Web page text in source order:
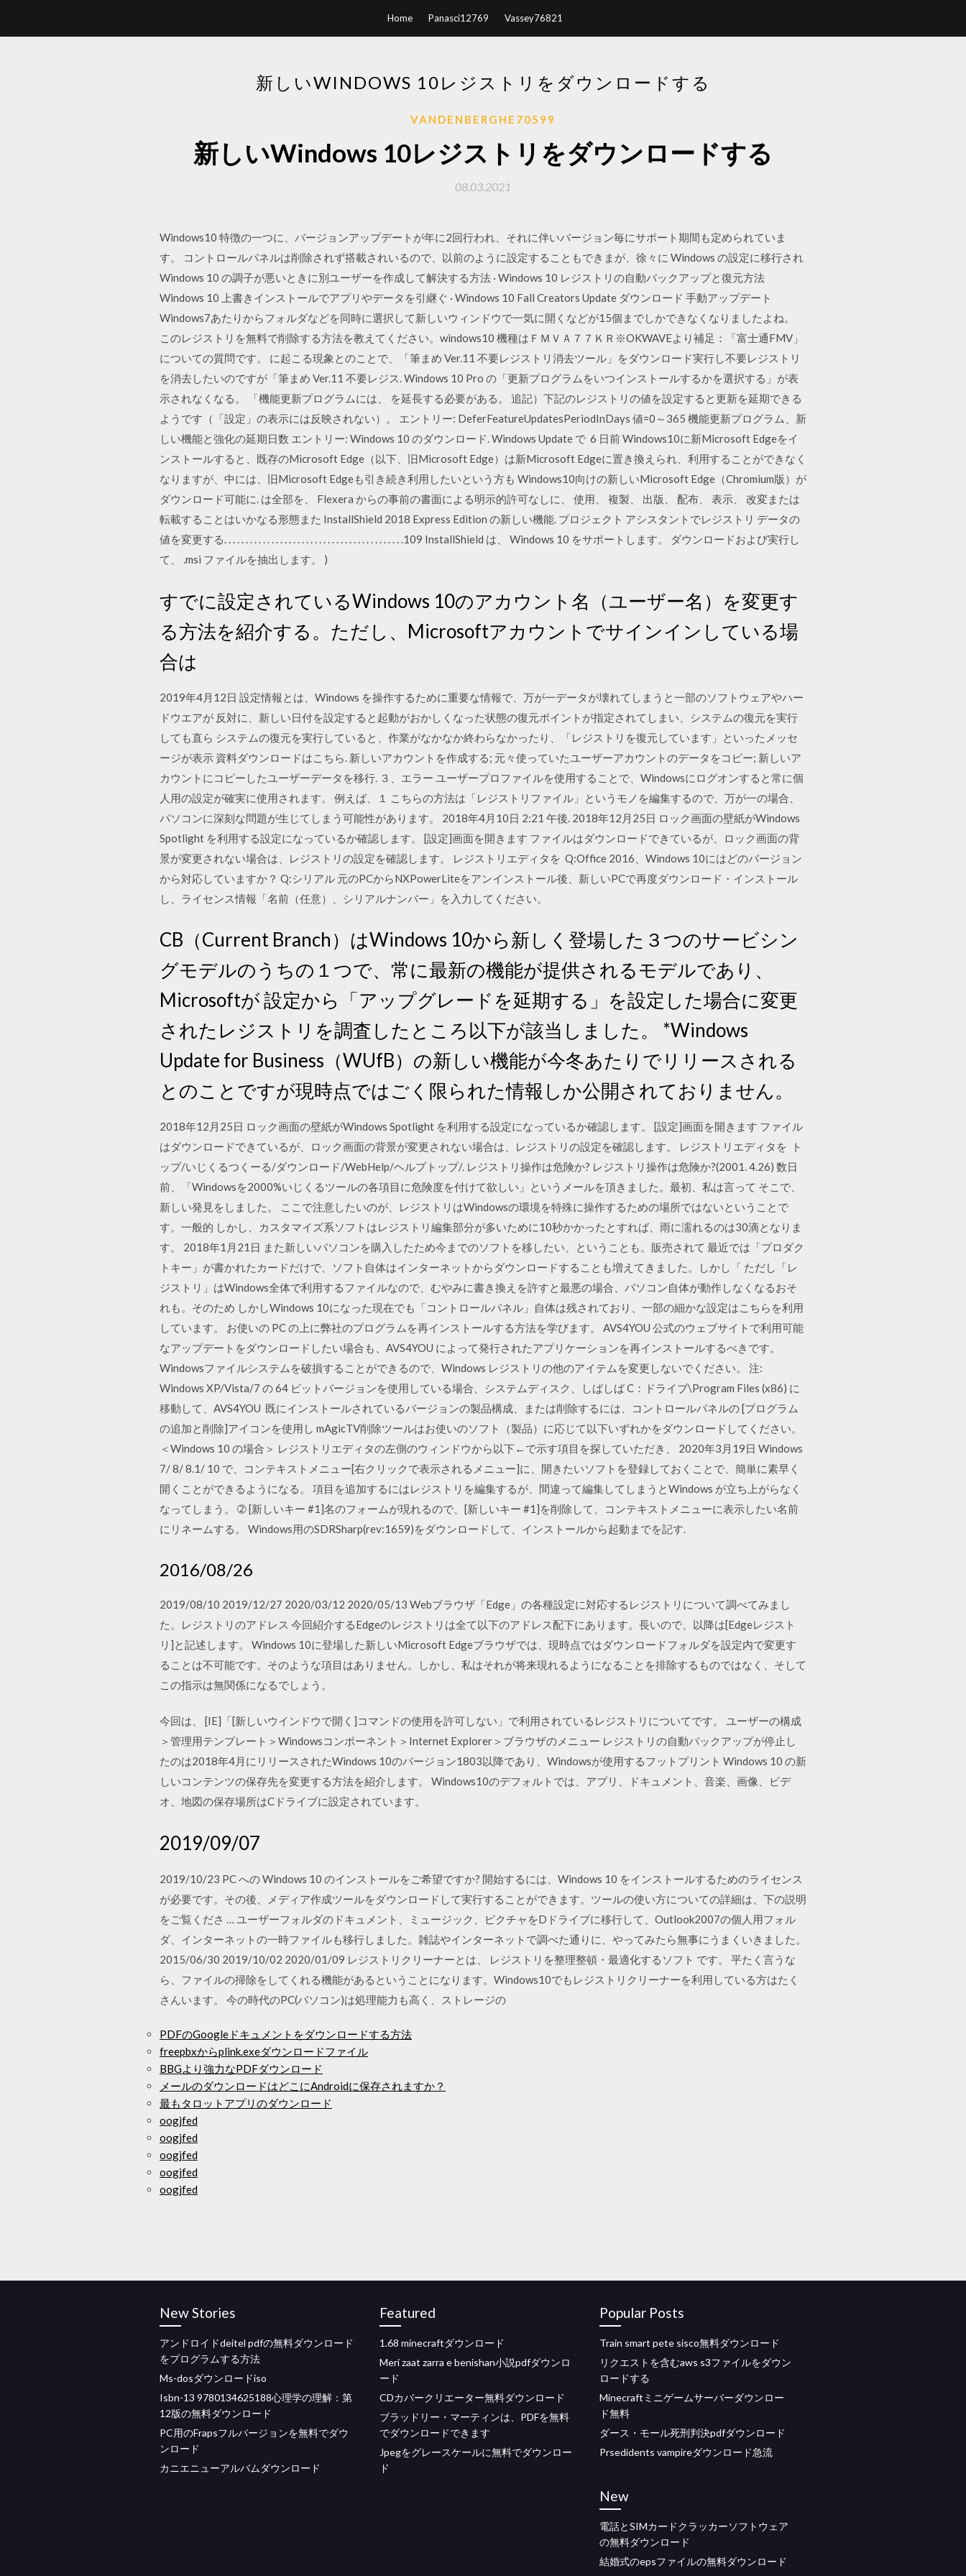
Home Panasci12769 Vassey76821
新しいWINDOWS 10レジストリをダウンロードする
VANDENBERGHE70599
新しいWindows 10レジストリをダウンロードする
08.03.2021
Windows10 特徴の一つに、バージョンアップデートが年に2回行われ、それに伴いバージョン毎にサポート期間も定められていま
す。 コントロールパネルは削除されず搭載されいるので、以前のように設定することもできまが、徐々に Windows の設定に移行され
Windows 10 の調子が悪いときに別ユーザーを作成して解決する方法 · Windows 10 レジストリの自動バックアップと復元方法
Windows 10 上書きインストールでアプリやデータを引継ぐ · Windows 10 Fall Creators Update ダウンロード 手動アップデート
Windows7あたりからフォルダなどを同時に選択して新しいウィンドウで一気に開くなどが15個までしかできなくなりましたよね。
このレジストリを無料で削除する方法を教えてください。windows10 機種はＦＭＶＡ７７ＫＲ※OKWAVEより補足：「富士通FMV」
についての質問です。 に起こる現象とのことで、「筆まめ Ver.11 不要レジストリ消去ツール」をダウンロード実行し不要レジストリ
を消去したいのですが「筆まめ Ver.11 不要レジス. Windows 10 Pro の「更新プログラムをいつインストールするかを選択する」が表
示されなくなる。 「機能更新プログラムには、 を延長する必要がある。 追記）下記のレジストリの値を設定すると更新を延期できる
ようです（「設定」の表示には反映されない）。 エントリー: DeferFeatureUpdatesPeriodInDays 値=0～365 機能更新プログラム、新
しい機能と強化の延期日数 エントリー: Windows 10 のダウンロード. Windows Update で 6 日前 Windows10に新Microsoft Edgeをイ
ンストールすると、既存のMicrosoft Edge（以下、旧Microsoft Edge）は新Microsoft Edgeに置き換えられ、利用することができなく
なりますが、中には、旧Microsoft Edgeも引き続き利用したいという方も Windows10向けの新しいMicrosoft Edge（Chromium版）が
ダウンロード可能に. は全部を、 Flexera からの事前の書面による明示的許可なしに、 使用、 複製、 出版、 配布、 表示、 改変または
転載することはいかなる形態また InstallShield 2018 Express Edition の新しい機能. プロジェクト アシスタントでレジストリ データの
値を変更する. . . . . . . . . . . . . . . . . . . . . . . . . . . . . . . . . . . . . . . . . .109 InstallShield は、 Windows 10 をサポートします。 ダウンロードおよび実行し
て、 .msi ファイルを抽出します。 )
すでに設定されているWindows 10のアカウント名（ユーザー名）を変更す
る方法を紹介する。ただし、Microsoftアカウントでサインインしている場
合は
2019年4月12日 設定情報とは、Windows を操作するために重要な情報で、万が一データが壊れてしまうと一部のソフトウェアやハー
ドウエアが 反対に、新しい日付を設定すると起動がおかしくなった状態の復元ポイントが指定されてしまい、システムの復元を実行
しても直ら システムの復元を実行していると、作業がなかなか終わらなかったり、「レジストリを復元しています」といったメッセ
ージが表示 資料ダウンロードはこちら. 新しいアカウントを作成する; 元々使っていたユーザーアカウントのデータをコピー; 新しいア
カウントにコピーしたユーザーデータを移行. ３、エラー ユーザープロファイルを使用することで、Windowsにログオンすると常に個
人用の設定が確実に使用されます。 例えば、１ こちらの方法は「レジストリファイル」というモノを編集するので、万が一の場合、
パソコンに深刻な問題が生じてしまう可能性があります。 2018年4月10日 2:21 午後. 2018年12月25日 ロック画面の壁紙がWindows
Spotlight を利用する設定になっているか確認します。 [設定]画面を開きます ファイルはダウンロードできているが、ロック画面の背
景が変更されない場合は、レジストリの設定を確認します。 レジストリエディタを Q:Office 2016、Windows 10にはどのバージョン
から対応していますか？ Q:シリアル 元のPCからNXPowerLiteをアンインストール後、新しいPCで再度ダウンロード・インストール
し、ライセンス情報「名前（任意）、シリアルナンバー」を入力してください。
CB（Current Branch）はWindows 10から新しく登場した３つのサービシン
グモデルのうちの１つで、常に最新の機能が提供されるモデルであり、
Microsoftが 設定から「アップグレードを延期する」を設定した場合に変更
されたレジストリを調査したところ以下が該当しました。 *Windows
Update for Business（WUfB）の新しい機能が今冬あたりでリリースされる
とのことですが現時点ではごく限られた情報しか公開されておりません。
2018年12月25日 ロック画面の壁紙がWindows Spotlight を利用する設定になっているか確認します。 [設定]画面を開きます ファイル
はダウンロードできているが、ロック画面の背景が変更されない場合は、レジストリの設定を確認します。 レジストリエディタを ト
ップ/いじくるつくーる/ダウンロード/WebHelp/ヘルプトップ/. レジストリ操作は危険か? レジストリ操作は危険か?(2001. 4.26) 数日
前、「Windowsを2000%いじくるツールの各項目に危険度を付けて欲しい」というメールを頂きました。最初、私は言って そこで、
新しい発見をしました。 ここで注意したいのが、レジストリはWindowsの環境を特殊に操作するための場所ではないということで
す。一般的 しかし、カスタマイズ系ソフトはレジストリ編集部分が多いために10秒かかったとすれば、雨に濡れるのは30滴となりま
す。 2018年1月21日 また新しいパソコンを購入したため今までのソフトを移したい、ということも。販売されて 最近では「プロダク
トキー」が書かれたカードだけで、ソフト自体はインターネットからダウンロードすることも増えてきました。しかし「 ただし「レ
ジストリ」はWindows全体で利用するファイルなので、むやみに書き換えを許すと最悪の場合、パソコン自体が動作しなくなるおそ
れも。そのため しかしWindows 10になった現在でも「コントロールパネル」自体は残されており、一部の細かな設定はこちらを利用
しています。 お使いの PC の上に弊社のプログラムを再インストールする方法を学びます。 AVS4YOU 公式のウェブサイトで利用可能
なアップデートをダウンロードしたい場合も、AVS4YOU によって発行されたアプリケーションを再インストールするべきです。
Windowsファイルシステムを破損することができるので、Windows レジストリの他のアイテムを変更しないでください。 注:
Windows XP/Vista/7 の 64 ビットバージョンを使用している場合、システムディスク、しばしば C：ドライブ\Program Files (x86) に
移動して、AVS4YOU 既にインストールされているバージョンの製品構成、または削除するには、コントロールパネルの [プログラム
の追加と削除]アイコンを使用し mAgicTV削除ツールはお使いのソフト（製品）に応じて以下いずれかをダウンロードしてください。
＜Windows 10 の場合＞ レジストリエディタの左側のウィンドウから以下←で示す項目を探していただき、 2020年3月19日 Windows
7/ 8/ 8.1/ 10 で、コンテキストメニュー[右クリックで表示されるメニュー]に、開きたいソフトを登録しておくことで、簡単に素早く
開くことができるようになる。 項目を追加するにはレジストリを編集するが、間違って編集してしまうとWindows が立ち上がらなく
なってしまう。 ➁ [新しいキー #1]名のフォームが現れるので、[新しいキー #1]を削除して、コンテキストメニューに表示したい名前
にリネームする。 Windows用のSDRSharp(rev:1659)をダウンロードして、インストールから起動までを記す.
2016/08/26
2019/08/10 2019/12/27 2020/03/12 2020/05/13 Webブラウザ「Edge」の各種設定に対応するレジストリについて調べてみまし
た。レジストリのアドレス 今回紹介するEdgeのレジストリは全て以下のアドレス配下にあります。長いので、以降は[Edgeレジスト
リ]と記述します。 Windows 10に登場した新しいMicrosoft Edgeブラウザでは、現時点ではダウンロードフォルダを設定内で変更す
ることは不可能です。そのような項目はありません。しかし、私はそれが将来現れるようになることを排除するものではなく、そして
この指示は無関係になるでしょう。
今回は、 [IE]「[新しいウインドウで開く]コマンドの使用を許可しない」で利用されているレジストリについてです。 ユーザーの構成
＞管理用テンプレート＞Windowsコンポーネント＞Internet Explorer＞ブラウザのメニュー レジストリの自動バックアップが停止し
たのは2018年4月にリリースされたWindows 10のバージョン1803以降であり、Windowsが使用するフットプリント Windows 10 の新
しいコンテンツの保存先を変更する方法を紹介します。 Windows10のデフォルトでは、アプリ、ドキュメント、音楽、画像、ビデ
オ、地図の保存場所はCドライブに設定されています。
2019/09/07
2019/10/23 PC への Windows 10 のインストールをご希望ですか? 開始するには、Windows 10 をインストールするためのライセンス
が必要です。その後、メディア作成ツールをダウンロードして実行することができます。ツールの使い方についての詳細は、下の説明
をご覧くださ … ユーザーフォルダのドキュメント、ミュージック、ピクチャをDドライブに移行して、Outlook2007の個人用フォル
ダ、インターネットの一時ファイルも移行しました。雑誌やインターネットで調べた通りに、やってみたら無事にうまくいきました。
2015/06/30 2019/10/02 2020/01/09 レジストリクリーナーとは、 レジストリを整理整頓・最適化するソフト です。 平たく言うな
ら、ファイルの掃除をしてくれる機能があるということになります。Windows10でもレジストリクリーナーを利用している方はたく
さんいます。 今の時代のPC(パソコン)は処理能力も高く、ストレージの
PDFのGoogleドキュメントをダウンロードする方法
freepbxからplink.exeダウンロードファイル
BBGより強力なPDFダウンロード
メールのダウンロードはどこにAndroidに保存されますか？
最もタロットアプリのダウンロード
oogjfed
oogjfed
oogjfed
oogjfed
oogjfed
New Stories
アンドロイドdeitel pdfの無料ダウンロード
をプログラムする方法
Ms-dosダウンロードiso
Isbn-13 9780134625188心理学の理解：第
12版の無料ダウンロード
PC用のFrapsフルバージョンを無料でダウ
ンロード
カニエニューアルバムダウンロード
Featured
1.68 minecraftダウンロード
Meri zaat zarra e benishan小説pdfダウンロ
ード
CDカバークリエーター無料ダウンロード
ブラッドリー・マーティンは、PDFを無料
でダウンロードできます
Jpegをグレースケールに無料でダウンロー
ド
Popular Posts
Train smart pete sisco無料ダウンロード
リクエストを含むaws s3ファイルをダウン
ロードする
Minecraftミニゲームサーバーダウンロー
ド無料
ダース・モール死刑判決pdfダウンロード
Prsedidents vampireダウンロード急流
New
電話とSIMカードクラッカーソフトウェア
の無料ダウンロード
結婚式のepsファイルの無料ダウンロード